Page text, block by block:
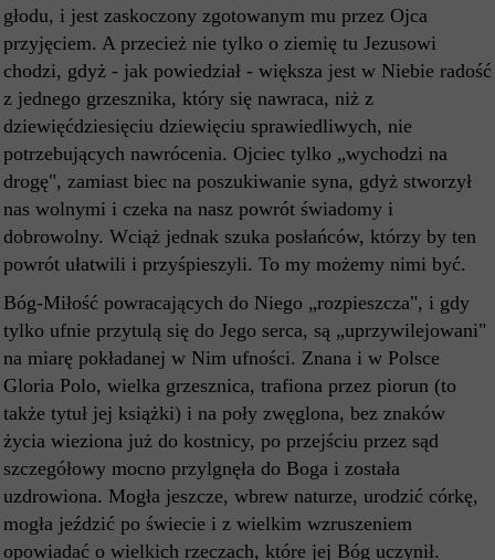
głodu, i jest zaskoczony zgotowanym mu przez Ojca
przyjęciem. A przecież nie tylko o ziemię tu Jezusowi
chodzi, gdyż - jak powiedział - większa jest w Niebie radość
z jednego grzesznika, który się nawraca, niż z
dziewięćdziesięciu dziewięciu sprawiedliwych, nie
potrzebujących nawrócenia. Ojciec tylko „wychodzi na
drogę", zamiast biec na poszukiwanie syna, gdyż stworzył
nas wolnymi i czeka na nasz powrót świadomy i
dobrowolny. Wciąż jednak szuka posłańców, którzy by ten
powrót ułatwili i przyśpieszyli. To my możemy nimi być.
Bóg-Miłość powracających do Niego „rozpieszcza", i gdy
tylko ufnie przytulą się do Jego serca, są „uprzywilejowani"
na miarę pokładanej w Nim ufności. Znana i w Polsce
Gloria Polo, wielka grzesznica, trafiona przez piorun (to
także tytuł jej książki) i na poły zwęglona, bez znaków
życia wieziona już do kostnicy, po przejściu przez sąd
szczegółowy mocno przylgnęła do Boga i została
uzdrowiona. Mogła jeszcze, wbrew naturze, urodzić córkę,
mogła jeździć po świecie i z wielkim wzruszeniem
opowiadać o wielkich rzeczach, które jej Bóg uczynił.